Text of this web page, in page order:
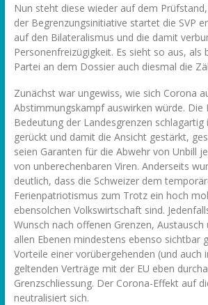
Nun steht diese wieder auf dem
der Begrenzungsinitiative startet die SVP
auf den Bilateralismus und die damit
Personenfreizügigkeit. Es sieht so aus, als
Partei an dem Dossier auch diesmal die
Zunächst war ungewiss, wie sich Corona
Abstimmungskampf auswirken würde. Die
Bedeutung der Landesgrenzen schlagartig
gerückt und damit die Ansicht gestärkt,
seien Garanten für die Abwehr von Unbill
von unberechenbaren Viren. Anderseits
deutlich, dass die Schweizer dem
Ferienpatriotismus zum Trotz ein hoch
ebensolchen Volkswirtschaft sind.
Wunsch nach offenen Grenzen,
allen Ebenen mindestens ebenso sichtbar
Vorteile einer vorübergehenden (und auch
geltenden Verträge mit der EU eben
Grenzschliessung. Der Corona-Effekt auf
neutralisiert sich.